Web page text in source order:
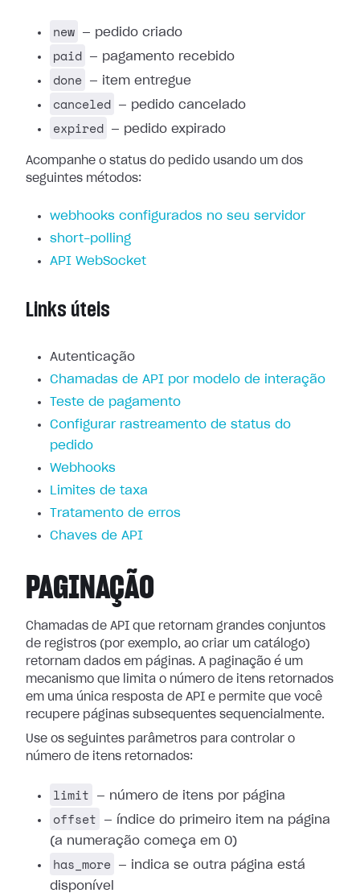
new — pedido criado
paid — pagamento recebido
done — item entregue
canceled — pedido cancelado
expired — pedido expirado
Acompanhe o status do pedido usando um dos
seguintes métodos:
webhooks configurados no seu servidor
short-polling
API WebSocket
Links úteis
Autenticação
Chamadas de API por modelo de interação
Teste de pagamento
Configurar rastreamento de status do
pedido
Webhooks
Limites de taxa
Tratamento de erros
Chaves de API
PAGINAÇÃO
Chamadas de API que retornam grandes conjuntos
de registros (por exemplo, ao criar um catálogo)
retornam dados em páginas. A paginação é um
mecanismo que limita o número de itens retornados
em uma única resposta de API e permite que você
recupere páginas subsequentes sequencialmente.
Use os seguintes parâmetros para controlar o
número de itens retornados:
limit — número de itens por página
offset
— índice do primeiro item na página
(a numeração começa em 0)
has_more
— indica se outra página está
disponível